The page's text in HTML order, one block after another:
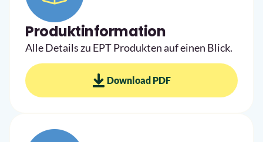
Produktinformation
Alle Details zu EPT Produkten auf einen Blick.
Download PDF